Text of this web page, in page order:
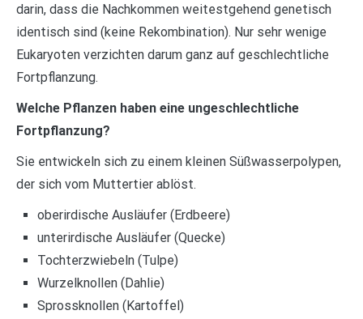
darin, dass die Nachkommen weitestgehend genetisch
identisch sind (keine Rekombination). Nur sehr wenige
Eukaryoten verzichten darum ganz auf geschlechtliche
Fortpflanzung.
Welche Pflanzen haben eine ungeschlechtliche
Fortpflanzung?
Sie entwickeln sich zu einem kleinen Süßwasserpolypen,
der sich vom Muttertier ablöst.
oberirdische Ausläufer (Erdbeere)
unterirdische Ausläufer (Quecke)
Tochterzwiebeln (Tulpe)
Wurzelknollen (Dahlie)
Sprossknollen (Kartoffel)